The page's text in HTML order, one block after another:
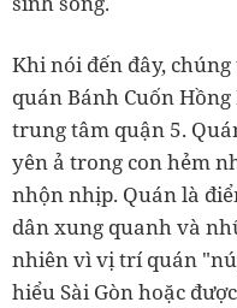
Khi nói đến đây,
quán Bánh Cuốn
trung tâm quận 5.
yên ả trong con hẻm
nhộn nhịp. Quán là
dân xung quanh và
nhiên vì vị trí quán
hiểu Sài Gòn hoặc